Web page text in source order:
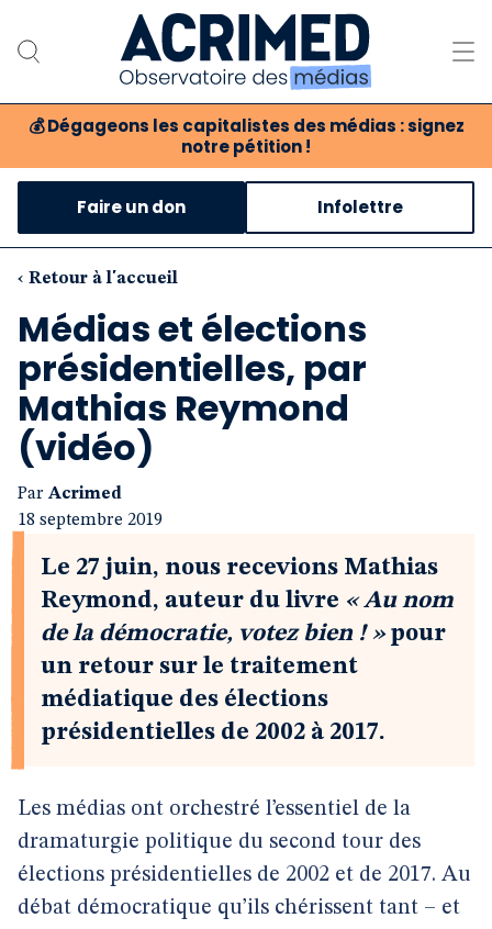
💰 Dégageons les capitalistes des médias : signez
notre pétition !
Notre association
Notre critique des médias
Nos propositions
Notre revue
Boutique
Faire un don Infolettre
‹ Retour à l'accueil
Médias et élections
présidentielles, par
Mathias Reymond
(vidéo)
Par Acrimed
18 septembre 2019
Le 27 juin, nous recevions Mathias
Reymond, auteur du livre « Au nom
de la démocratie, votez bien ! »pour
un retour sur le traitement
médiatique des élections
présidentielles de 2002 à 2017.
Les médias ont orchestré l’essentiel de la
dramaturgie politique du second tour des
élections présidentielles de 2002 et de 2017. Au
débat démocratique qu’ils chérissent tant – et